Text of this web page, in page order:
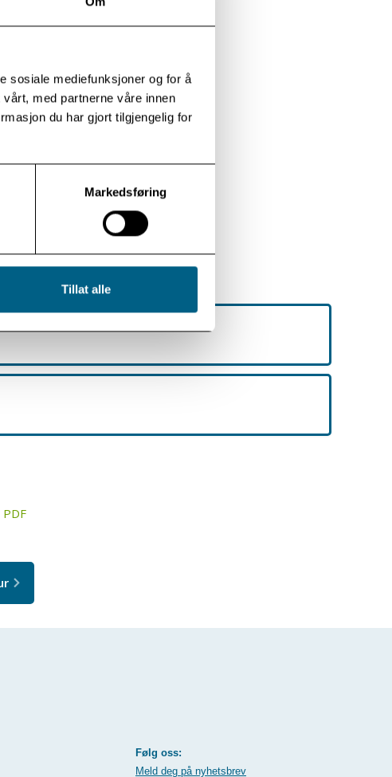
sosiale mediefunksjoner og for å
med partnerne våre innen
du har gjort tilgjengelig for
Markedsføring
Tillat alle
drikke.
Følg oss:
Meld deg på nyhetsbrev